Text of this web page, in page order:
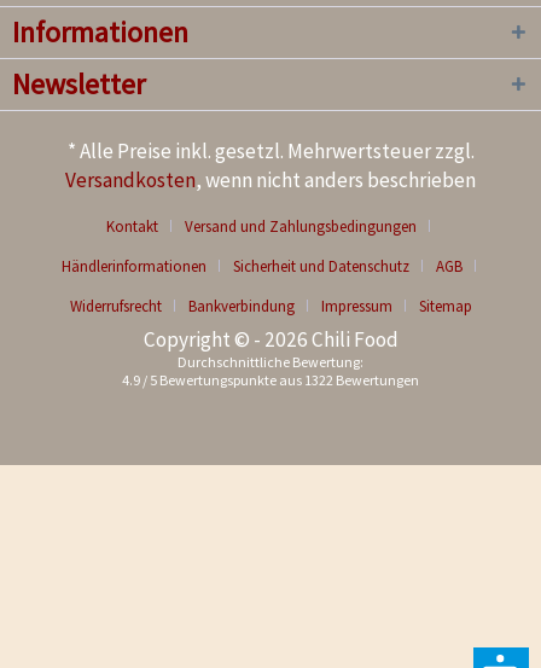
Informationen
Newsletter
* Alle Preise inkl. gesetzl. Mehrwertsteuer zzgl.
Versandkosten, wenn nicht anders beschrieben
Kontakt
Versand und Zahlungsbedingungen
Händlerinformationen
Sicherheit und Datenschutz
AGB
Widerrufsrecht
Bankverbindung Impressum Sitemap
Copyright © - 2026 Chili Food
Durchschnittliche Bewertung:
4.9 / 5 Bewertungspunkte aus 1322 Bewertungen